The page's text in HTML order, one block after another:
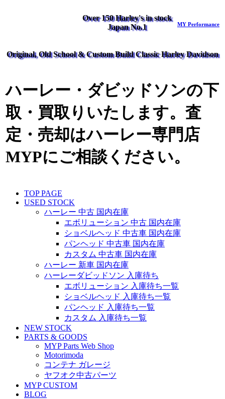
Over 150 Harley's in stock
Japan No.1
MY Performance
Original, Old School & Custom Build Classic Harley Davidson
ハーレー・ダビッドソンの下
取・買取りいたします。査
定・売却はハーレー専門店
MYPにご相談ください。
TOP PAGE
USED STOCK
ハーレー 中古 国内在庫
エボリューション 中古 国内在庫
ショベルヘッド 中古車 国内在庫
パンヘッド 中古車 国内在庫
カスタム 中古車 国内在庫
ハーレー 新車 国内在庫
ハーレーダビッドソン 入庫待ち
エボリューション 入庫待ち一覧
ショベルヘッド 入庫待ち一覧
パンヘッド 入庫待ち一覧
カスタム 入庫待ち一覧
NEW STOCK
PARTS & GOODS
MYP Parts Web Shop
Motorimoda
コンテナ ガレージ
ヤフオク中古パーツ
MYP CUSTOM
BLOG